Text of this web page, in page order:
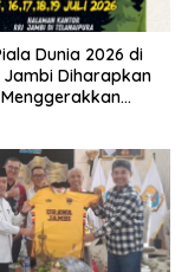
Dunia 2026 di
Jambi Diharapkan